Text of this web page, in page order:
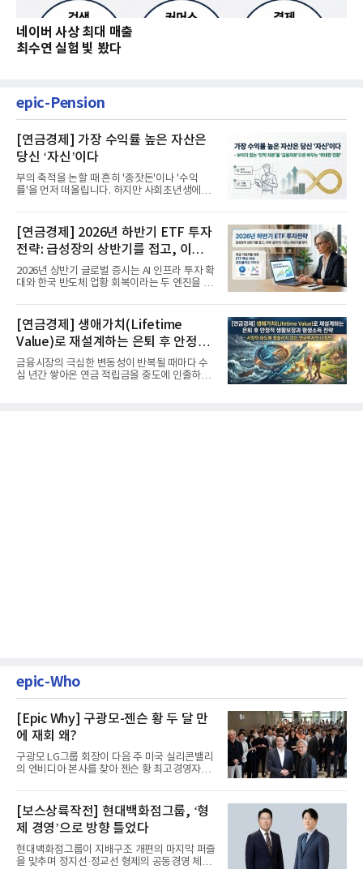
네이버 사상 최대 매출
최수연 실험 빛 봤다
epic-Pension
[연금경제] 가장 수익률 높은 자산은
당신 ‘자신’이다
부의 축적을 논할 때 흔히 '종잣돈'이나 '수익
률'을 먼저 떠올립니다. 하지만 사회초년생에게
[연금경제] 2026년 하반기 ETF 투자
전략: 급성장의 상반기를 접고, 이제
'실적'이 가르는 하반기를 맞다
2026년 상반기 글로벌 증시는 AI 인프라 투자 확
대와 한국 반도체 업황 회복이라는 두 엔진을 달
[연금경제] 생애가치(Lifetime
Value)로 재설계하는 은퇴 후 안정적
생활보장과 평생소득 전략
금융시장의 극심한 변동성이 반복될 때마다 수
십 년간 쌓아온 연금 적립금을 중도에 인출하거
epic-Who
[Epic Why] 구광모-젠슨 황 두 달 만
에 재회 왜?
구광모 LG그룹 회장이 다음 주 미국 실리콘밸리
의 엔비디아 본사를 찾아 젠슨 황 최고경영자
[보스상륙작전] 현대백화점그룹, ‘형
제 경영’으로 방향 틀었다
현대백화점그룹이 지배구조 개편의 마지막 퍼즐
을 맞추며 정지선·정교선 형제의 공동경영 체제